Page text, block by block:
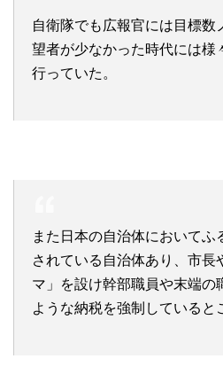
自衛隊でも広報官には目標数
望者が少なかった時代には様
行っていた。
また日本の自治体においてふ
されている自治体あり、市長
マ」を設け幹部職員や末端の
ような納税を強制していると